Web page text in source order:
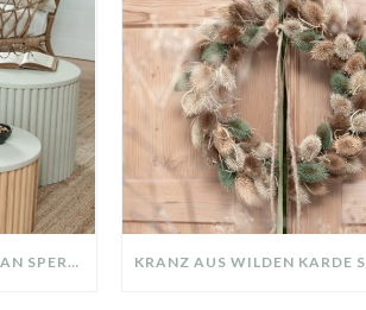
DIY UPCYLING IDEE: WIE MAN SPERRMÜLL IN EIN DESIGNER TEIL VERWANDELT